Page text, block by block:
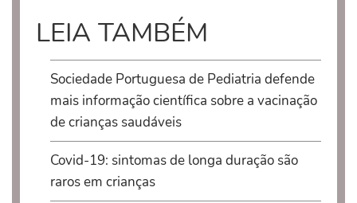
LEIA TAMBÉM
Sociedade Portuguesa de Pediatria defende
mais informação científica sobre a vacinação
de crianças saudáveis
Covid-19: sintomas de longa duração são
raros em crianças